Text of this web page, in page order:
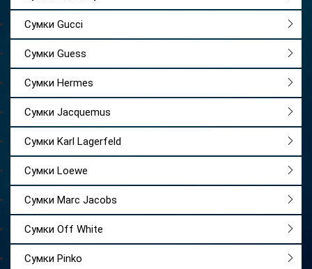
Сумки Gucci
Сумки Guess
Сумки Hermes
Сумки Jacquemus
Сумки Karl Lagerfeld
Сумки Loewe
Сумки Marc Jacobs
Сумки Off White
Сумки Pinko